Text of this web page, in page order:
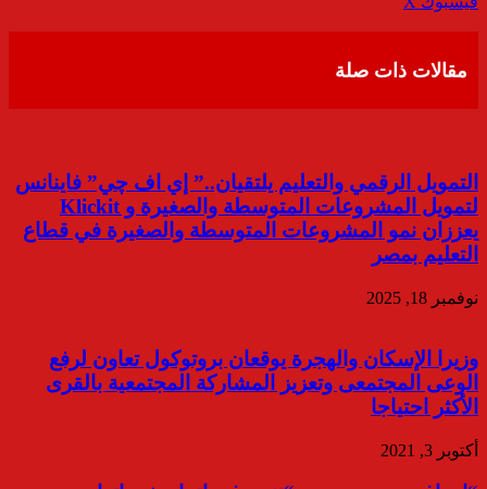
مقالات ذات صلة
التمويل الرقمي والتعليم يلتقيان..” إي اف چي” فاينانس
لتمويل المشروعات المتوسطة والصغيرة و Klickit
يعززان نمو المشروعات المتوسطة والصغيرة في قطاع
التعليم بمصر
نوفمبر 18, 2025
وزيرا الإسكان والهجرة يوقعان بروتوكول تعاون لرفع
الوعى المجتمعى وتعزيز المشاركة المجتمعية بالقرى
الأكثر احتياجا
أكتوبر 3, 2021